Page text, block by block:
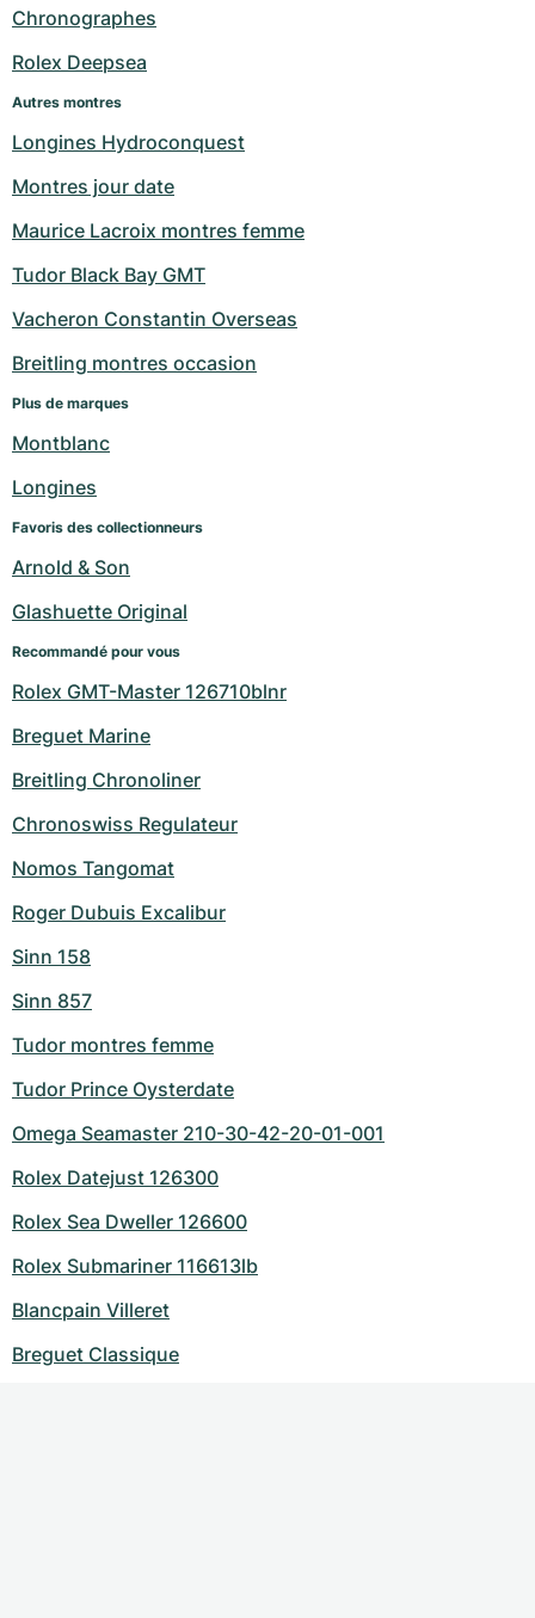
Milgauss
Yacht-Master
Yacht-Master II
Sky-Dweller
Submariner
Montres pour femmes
Ronde
Crash
Pasha
Baignoire
Ballon Blanc
Montres d'occasion
Montres pour femmes
Professional
Transocean
Cockpit
Super Avenger
Galactic
Montres d'occasion
Montres pour femmes
Formula 1
Montres d'occasion
Montres pour femmes
Portofino
Da Vinci
Aquatimer
GST
Vintage
Spirit of Big Bang
Montres d'occasion
Chronographes
Rolex Deepsea
Autres montres
Longines Hydroconquest
Montres jour date
Maurice Lacroix montres femme
Tudor Black Bay GMT
Vacheron Constantin Overseas
Breitling montres occasion
Plus de marques
Montblanc
Longines
Favoris des collectionneurs
Arnold & Son
Glashuette Original
Recommandé pour vous
Rolex GMT-Master 126710blnr
Breguet Marine
Breitling Chronoliner
Chronoswiss Regulateur
Nomos Tangomat
Roger Dubuis Excalibur
Sinn 158
Sinn 857
Tudor montres femme
Tudor Prince Oysterdate
Omega Seamaster 210-30-42-20-01-001
Rolex Datejust 126300
Rolex Sea Dweller 126600
Rolex Submariner 116613lb
Blancpain Villeret
Breguet Classique